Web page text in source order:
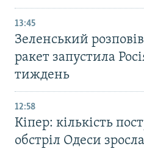
13:45
Зеленський
ракет запустила
тиждень
12:58
Кіпер: кількість
обстріл Одеси